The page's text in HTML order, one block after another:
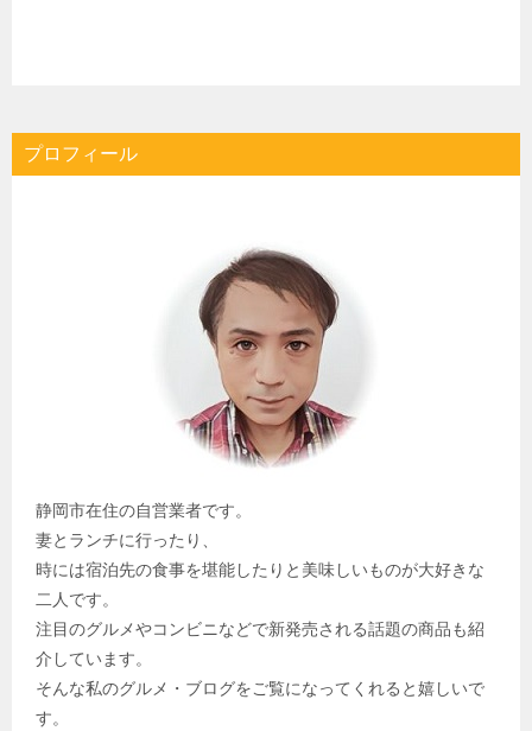
プロフィール
静岡市在住の自営業者です。
妻とランチに行ったり、
時には宿泊先の食事を堪能したりと美味しいものが大好きな
二人です。
注目のグルメやコンビニなどで新発売される話題の商品も紹
介しています。
そんな私のグルメ・ブログをご覧になってくれると嬉しいで
す。